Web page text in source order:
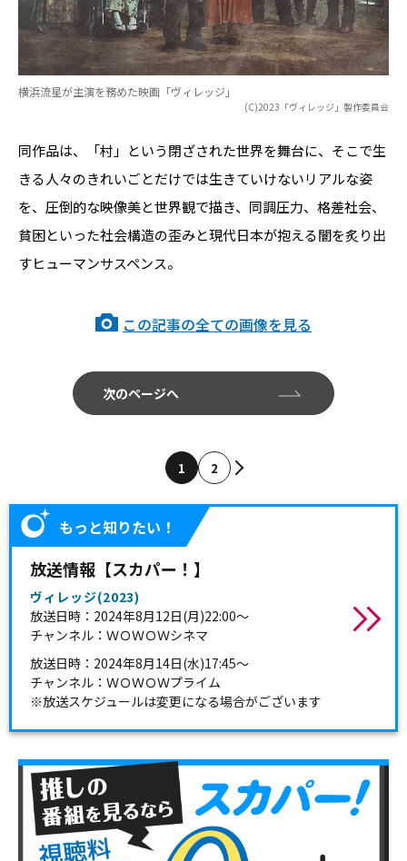
横浜流星が主演を務めた映画「ヴィレッジ」
(C)2023「ヴィレッジ」製作委員会
同作品は、「村」という閉ざされた世界を舞台に、そこで生
きる人々のきれいごとだけでは生きていけないリアルな姿
を、圧倒的な映像美と世界観で描き、同調圧力、格差社会、
貧困といった社会構造の歪みと現代日本が抱える闇を炙り出
すヒューマンサスペンス。
この記事の全ての画像を見る
次のページへ
1 2
もっと知りたい！
放送情報【スカパー！】
ヴィレッジ(2023)
放送日時：2024年8月12日(月)22:00～
チャンネル：ＷＯＷＯＷシネマ
放送日時：2024年8月14日(水)17:45～
チャンネル：ＷＯＷＯＷプライム
※放送スケジュールは変更になる場合がございます